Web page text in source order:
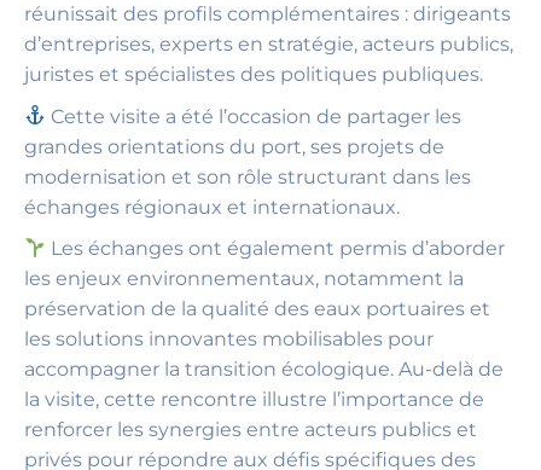
réunissait des profils complémentaires : dirigeants
d’entreprises, experts en stratégie, acteurs publics,
juristes et spécialistes des politiques publiques.
Cette visite a été l’occasion de partager les
grandes orientations du port, ses projets de
modernisation et son rôle structurant dans les
échanges régionaux et internationaux.
Les échanges ont également permis d’aborder
les enjeux environnementaux, notamment la
préservation de la qualité des eaux portuaires et
les solutions innovantes mobilisables pour
accompagner la transition écologique. Au-delà de
la visite, cette rencontre illustre l’importance de
renforcer les synergies entre acteurs publics et
privés pour répondre aux défis spécifiques des